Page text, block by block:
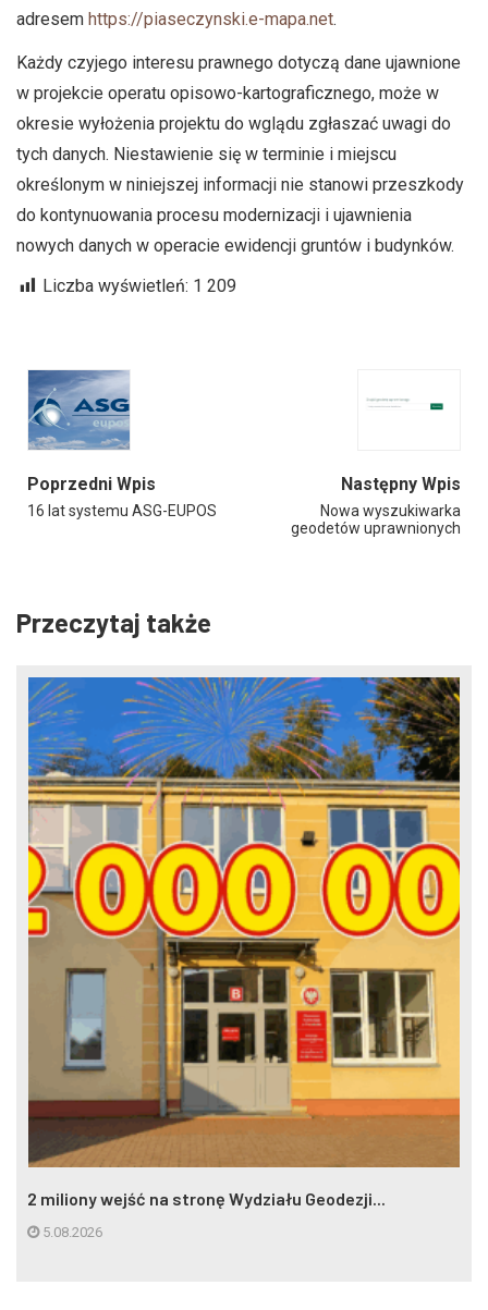
adresem https://piaseczynski.e-mapa.net.
Każdy czyjego interesu prawnego dotyczą dane ujawnione
w projekcie operatu opisowo-kartograficznego, może w
okresie wyłożenia projektu do wglądu zgłaszać uwagi do
tych danych. Niestawienie się w terminie i miejscu
określonym w niniejszej informacji nie stanowi przeszkody
do kontynuowania procesu modernizacji i ujawnienia
nowych danych w operacie ewidencji gruntów i budynków.
Liczba wyświetleń: 1 209
Poprzedni Wpis
16 lat systemu ASG-EUPOS
Następny Wpis
Nowa wyszukiwarka
geodetów uprawnionych
Przeczytaj także
2 miliony wejść na stronę Wydziału Geodezji...
5.08.2026